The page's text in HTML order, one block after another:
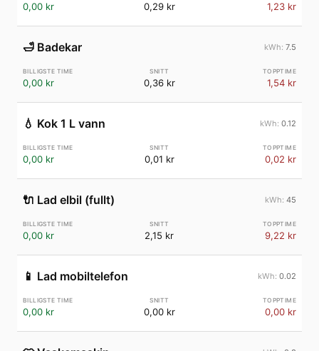
0,00 kr 0,29 kr 1,23 kr
🛁 Badekar 7.5
0,00 kr 0,36 kr 1,54 kr
💧 Kok 1 L vann 0.12
0,00 kr 0,01 kr 0,02 kr
🔌 Lad elbil (fullt) 45
0,00 kr 2,15 kr 9,22 kr
📱 Lad mobiltelefon 0.02
0,00 kr 0,00 kr 0,00 kr